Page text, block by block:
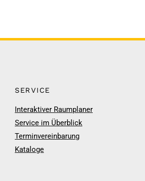
SERVICE
Interaktiver Raumplaner
Service im Überblick
Terminvereinbarung
Kataloge